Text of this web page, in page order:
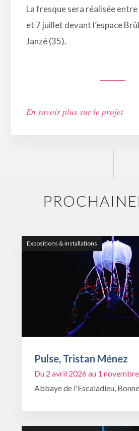
La fresque sera réalisée entre
et 7 juillet devant l’espace
Janzé (35).
En savoir plus sur le projet
Expositions & installations
Pulse, Tristan Ménez
Du 2 avril 2026 au 1
Abbaye de l'Escaladieu,